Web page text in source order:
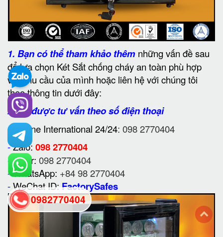
1. Bạn có thể tham khảo thêm những vấn đề sau
để lựa chọn Két Sắt chống cháy an toàn phù hợp
với nhu cầu của mình hoặc liên hệ với chúng tôi
theo thông tin dưới đây:
2. Để được tư vấn theo số điện thoại
- Hotline International 24/24: 098 2770404
-Zalo: 098 2770404
- Viber: 098 2770404
-WhatsApp: +84 98 2770404
-WeChat ID: FactorySafes
0982770404